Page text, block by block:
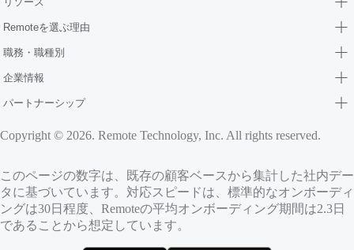
Remoteを選ぶ理由
職務・職種別
企業情報
パートナーシップ
Copyright © 2026. Remote Technology, Inc. All rights reserved.
このページの数字は、既存の顧客ベースから集計した社内デー
タに基づいています。対応スピードは、標準的なオンボーディ
ングは30日程度、Remoteの平均オンボーディング期間は2.3日
であることから想定しています。